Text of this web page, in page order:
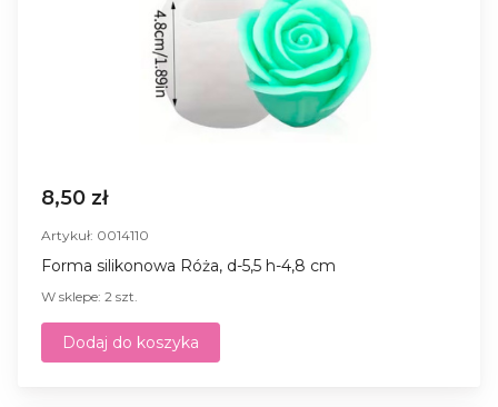
8,50 zł
Artykuł: 0014110
Forma silikonowa Róża, d-5,5 h-4,8 cm
W sklepe: 2 szt.
Dodaj do koszyka